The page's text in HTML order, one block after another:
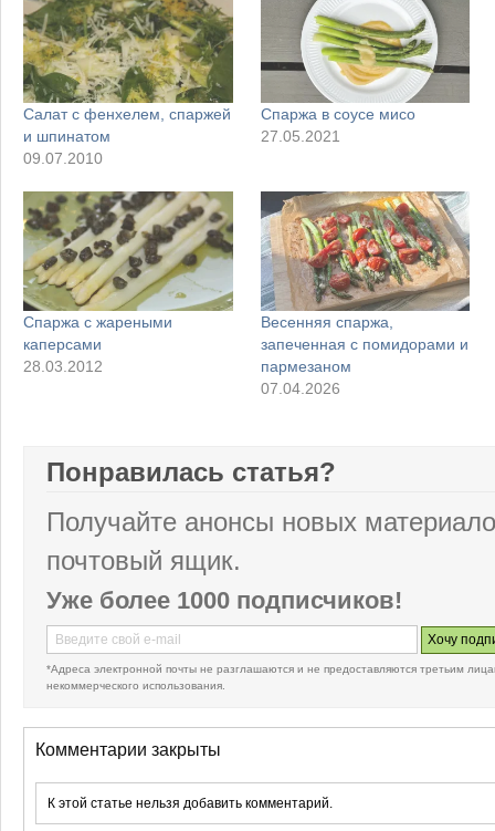
Салат с фенхелем, спаржей
и шпинатом
09.07.2010
Спаржа в соусе мисо
27.05.2021
Спаржа с жареными
каперсами
28.03.2012
Весенняя спаржа,
запеченная с помидорами и
пармезаном
07.04.2026
Понравилась статья?
Получайте анонсы новых
почтовый ящик.
Уже более 1000 подписчиков!
*Адреса электронной почты не разглашаются и не предоставляются третьим
некоммерческого использования.
Комментарии закрыты
К этой статье нельзя добавить комментарий.